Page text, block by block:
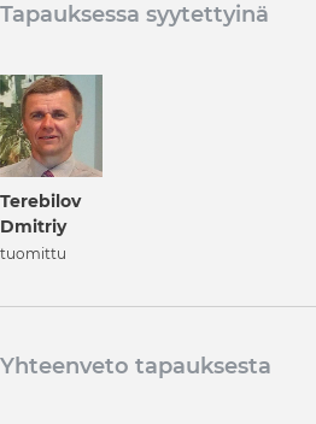
Tapauksessa syytettyinä
Terebilov
Dmitriy
tuomittu
Yhteenveto tapauksesta